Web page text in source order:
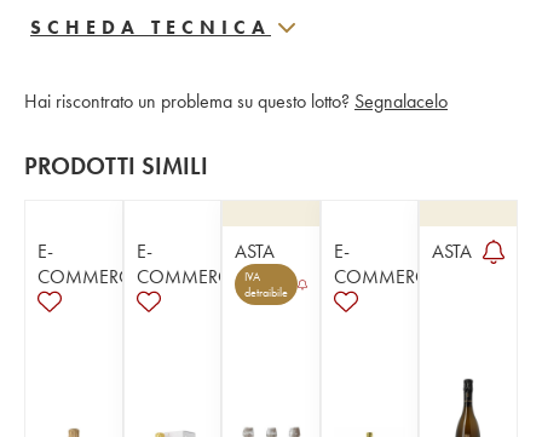
SCHEDA TECNICA
Hai riscontrato un problema su questo lotto? Segnalacelo
PRODOTTI SIMILI
E-
COMMERCE
E-
COMMERCE
ASTA
IVA
detraibile
E-
COMMERCE
ASTA